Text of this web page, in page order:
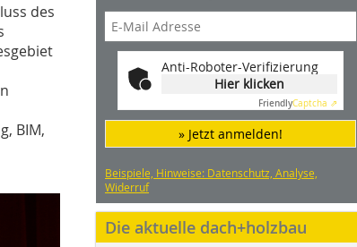
des
BIM,
Anti-Roboter-Verifizierung
Hier klicken
FriendlyCaptcha ⇗
» Jetzt anmelden!
Beispiele, Hinweise: Datenschutz, Analyse,
Widerruf
Die aktuelle dach+holzbau